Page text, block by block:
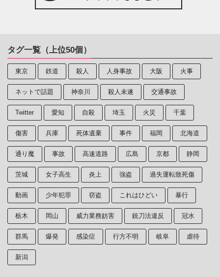
タグ一覧（上位50個）
東京 鉄道 殺人 人身事故 大阪 火事
ネットで話題 神奈川 殺人未遂 交通事故
Twitter 愛知 自殺 埼玉 火災 千葉
傷害 兵庫 死体遺棄 事件 福岡 北海道
通り魔 事故 高速道路 広島 京都 静岡
茨城 女子高生 炎上 強盗 過失運転致死傷
動画 少年犯罪 窃盗 これはひどい 暴行
栃木 岡山 威力業務妨害 銃刀法違反 冠水
群馬 爆発 感染症 行方不明 岐阜 虐待
新潟